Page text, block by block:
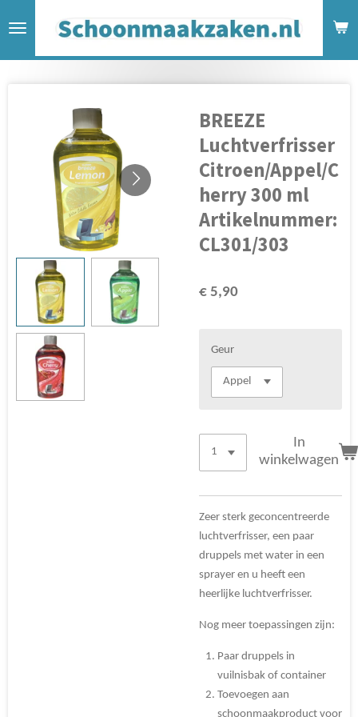
direct
BREEZE
Luchtverfrisser
Citroen/Appel/C
herry 300 ml
Artikelnummer:
CL301/303
€ 5,90
Geur
In
winkelwagen
Zeer sterk geconcentreerde
luchtverfrisser, een paar
druppels met water in een
sprayer en u heeft een
heerlijke luchtverfrisser.
Nog meer toepassingen zijn:
Paar druppels in
vuilnisbak of container
Toevoegen aan
schoonmaakproduct voor